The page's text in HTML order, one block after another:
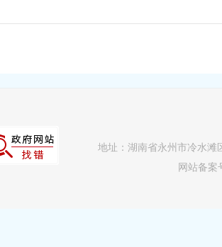
地址：湖南省永州市冷水滩
网站备案